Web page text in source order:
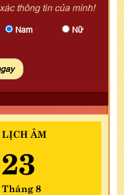
thông tin của mình!
Nam Nữ
LỊCH ÂM
23
Tháng 8